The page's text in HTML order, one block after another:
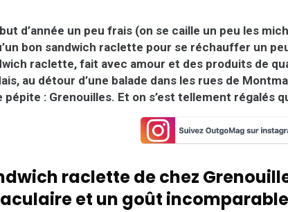
d’année un peu frais (on se caille un peu les
bon sandwich raclette pour se réchauffer un
raclette, fait avec amour et des produits de
au détour d’une balade dans les rues de
pépite : Grenouilles. Et on s’est tellement régalés
raclette de chez
et un goût incomparable